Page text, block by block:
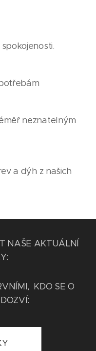
neznatelným
a dýh z našich
NAŠE AKTUÁLNÍ
KDO SE O